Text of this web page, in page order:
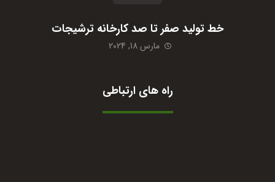
خط تولید صفر تا صد کارخانه ترشیجات
مارس 18, 2024
راه های ارتباطی